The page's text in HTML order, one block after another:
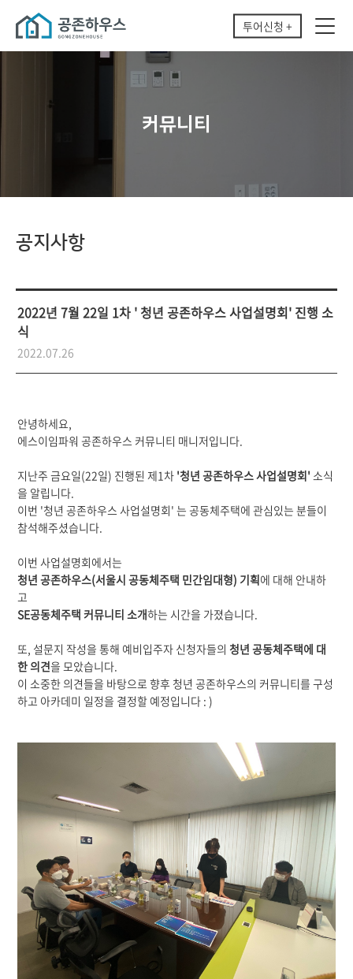
투어신청 +
커뮤니티
공지사항
2022년 7월 22일 1차 ' 청년 공존하우스 사업설명회' 진행 소
식
2022.07.26
안녕하세요,
에스이임파워 공존하우스 커뮤니티 매니저입니다.
지난주 금요일(22일) 진행된 제1차 '청년 공존하우스 사업설명회' 소식
을 알립니다.
이번 '청년 공존하우스 사업설명회' 는 공동체주택에 관심있는 분들이
참석해주셨습니다.
이번 사업설명회에서는
청년 공존하우스(서울시 공동체주택 민간임대형) 기획에 대해 안내하
고
SE공동체주택 커뮤니티 소개하는 시간을 가졌습니다.
또, 설문지 작성을 통해 예비입주자 신청자들의 청년 공동체주택에 대
한 의견을 모았습니다.
이 소중한 의견들을 바탕으로 향후 청년 공존하우스의 커뮤니티를 구성
하고 아카데미 일정을 결정할 예정입니다 : )